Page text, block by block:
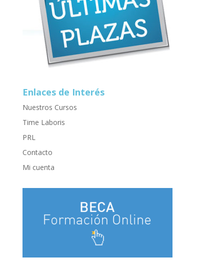
Enlaces de Interés
Nuestros Cursos
Time Laboris
PRL
Contacto
Mi cuenta